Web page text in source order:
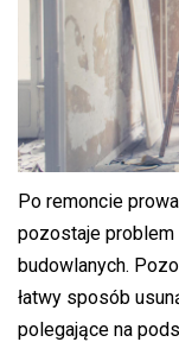
Po remoncie
pozostaje problem
budowlanych.
łatwy sposób
polegające na